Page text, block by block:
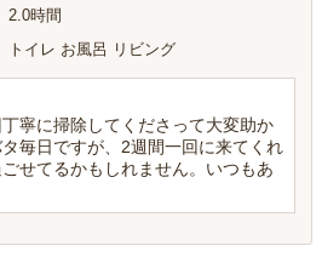
2.0時間
トイレ お風呂 リビング
寧に掃除してくださって大変助か
毎日ですが、2週間一回に来てくれ
せてるかもしれません。いつもあ